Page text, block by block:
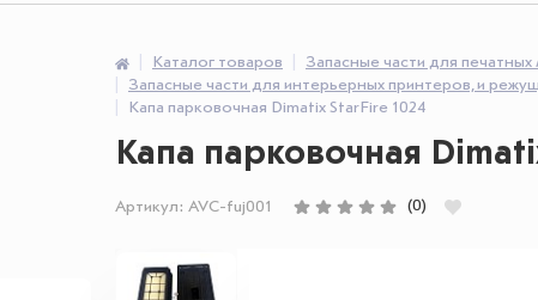
Каталог товаров
Запасные части для
Запасные части для интерьерных принтеров, и
Капа парковочная Dimatix StarFire 1024
Капа парковочная
Артикул: AVC-fuj001 (0)